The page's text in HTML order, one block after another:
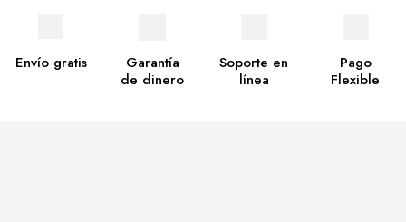
Envío gratis
Garantía
de dinero
Soporte en
línea
Pago
Flexible